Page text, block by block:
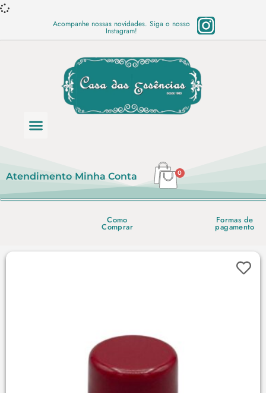
Acompanhe nossas novidades. Siga o nosso
Instagram!
Atendimento Minha Conta 0
Como
Comprar
Formas de
pagamento